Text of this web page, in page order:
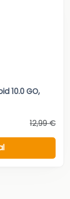
10.0 GO,
12,99 €